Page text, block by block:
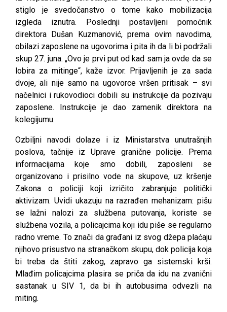
stiglo je svedočanstvo o tome kako mobilizacija
izgleda iznutra. Poslednji postavljeni pomoćnik
direktora Dušan Kuzmanović, prema ovim navodima,
obilazi zaposlene na ugovorima i pita ih da li bi podržali
skup 27. juna. „Ovo je prvi put od kad sam ja ovde da se
lobira za mitinge“, kaže izvor. Prijavljenih je za sada
dvoje, ali nije samo na ugovorce vršen pritisak – svi
načelnici i rukovodioci dobili su instrukcije da pozivaju
zaposlene. Instrukcije je dao zamenik direktora na
kolegijumu.
Ozbiljni navodi dolaze i iz Ministarstva unutrašnjih
poslova, tačnije iz Uprave granične policije. Prema
informacijama koje smo dobili, zaposleni se
organizovano i prisilno vode na skupove, uz kršenje
Zakona o policiji koji izričito zabranjuje politički
aktivizam. Uvidi ukazuju na razrađen mehanizam: pišu
se lažni nalozi za službena putovanja, koriste se
službena vozila, a policajcima koji idu piše se regularno
radno vreme. To znači da građani iz svog džepa plaćaju
njihovo prisustvo na stranačkom skupu, dok policija koja
bi treba da štiti zakog, zapravo ga sistemski krši.
Mlađim policajcima plasira se priča da idu na zvanični
sastanak u SIV 1, da bi ih autobusima odvezli na
miting.